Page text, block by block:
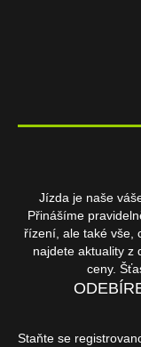
Jízda je naše
Přinášíme
řízení, ale také vše,
najdete aktuality z
ceny.
Staňte se